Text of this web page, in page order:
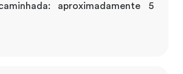
aproximadamente 5